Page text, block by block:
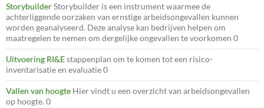
StorybuilderStorybuilder is een instrument waarmee de
achterliggende oorzaken van ernstige arbeidsongevallen kunnen
worden geanalyseerd. Deze analyse kan bedrijven helpen om
maatregelen te nemen om dergelijke ongevallen te voorkomen 0
Uitvoering RI&Estappenplan om te komen tot een risico-
inventarisatie en evaluatie 0
Vallen van hoogte Hier vindt u een overzicht van arbeidsongevallen
op hoogte. 0